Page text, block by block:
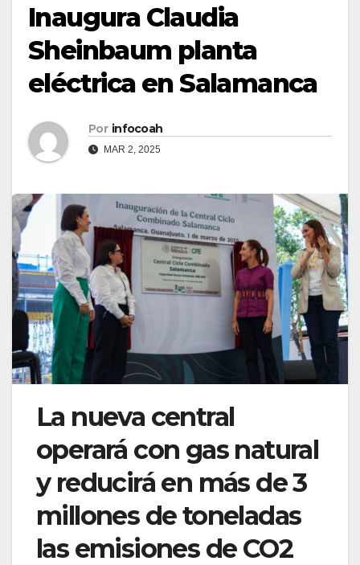
Inaugura Claudia
Sheinbaum planta
eléctrica en Salamanca
Por infocoah
MAR 2, 2025
La nueva central
operará con gas natural
y reducirá en más de 3
millones de toneladas
las emisiones de CO2